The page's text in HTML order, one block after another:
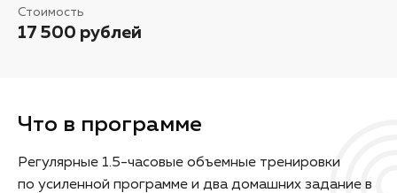
Стоимость
17 500 рублей
Что в программе
Регулярные 1.5-часовые объемные тренировки
по усиленной программе и два домашних задание в